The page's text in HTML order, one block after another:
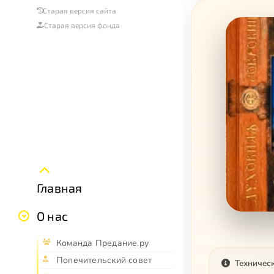
Старая версия сайта
Старая версия фонда
Главная
О нас
Команда Предание.ру
Попечительский совет